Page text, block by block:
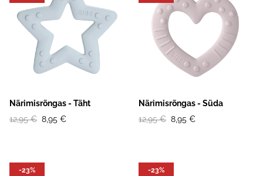
Närimisrõngas - Täht
12,95 € 8,95 €
Närimisrõngas - Süda
12,95 € 8,95 €
-23% -23%